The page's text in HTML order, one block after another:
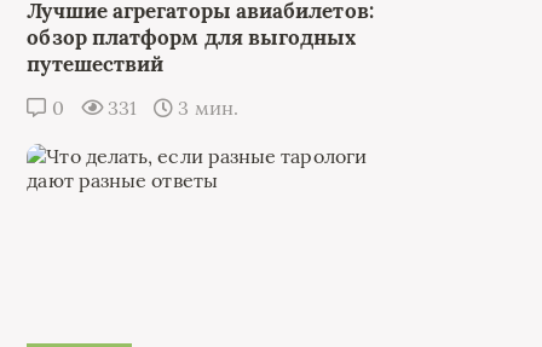
Лучшие агрегаторы авиабилетов:
обзор платформ для выгодных
путешествий
0 331 3 мин.